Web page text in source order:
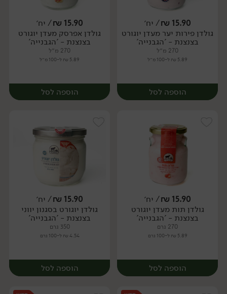
יח׳ יח׳
15.90
₪/ יח׳
גולדן פירות יער מעדן יוגורט
בצנצנת - 'הגבנייה'
270 מ״ל
5.89 ₪ ל-100 מ״ל
הוספה לסל
יח׳
15.90
₪/ יח׳
גולדן אפרסק מעדן יוגורט
בצנצנת - 'הגבנייה'
270 מ״ל
5.89 ₪ ל-100 מ״ל
הוספה לסל
יח׳
15.90
₪/ יח׳
גולדן תות מעדן יוגורט
בצנצנת - 'הגבנייה'
270 גרם
5.89 ₪ ל-100 גרם
הוספה לסל
15.90
₪/ יח׳
גולדן יוגורט בסגנון יווני
בצנצנת - 'הגבנייה'
350 גרם
4.54 ₪ ל-100 גרם
הוספה לסל